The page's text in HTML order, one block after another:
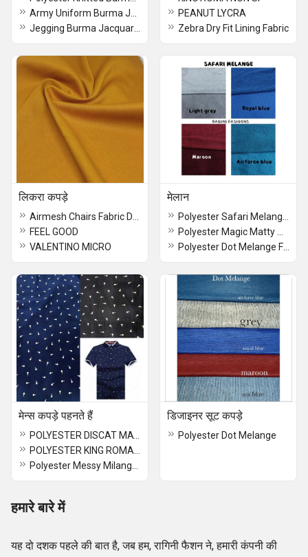
PEANUT LYCRA
Zebra Dry Fit Lining Fabric
लिकरा कपड़े
FEEL GOOD
VALENTINO MICRO
मेलान
मेन्स कपड़े पहनते हैं डिजाइनर सूट कपड़े
Polyester Dot Melange
हमारे बारे में
यह दो दशक पहले की बात है, जब हम, रागिनी फैशन ने, हमारी कंपनी की